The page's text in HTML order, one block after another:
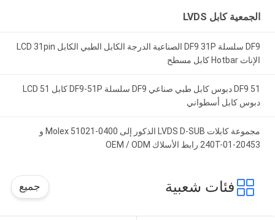
الجمعية كابل LVDS
DF9 سلسلة DF9 31P الصناعية الدرجة الكابل الطبي الكابل LCD 31pin
الإناث Hotbar كابل مسطح
DF9 51 دبوس كابل طبي صناعي DF9 سلسلة DF9-51P كابل LCD 51
دبوس كابل أسطواني
مجموعة كابلات LVDS D-SUB الذكور إلى Molex 51021-0400 و
20453-240T-01 رابط الأسلاك OEM / ODM
فئات شعبية جميع